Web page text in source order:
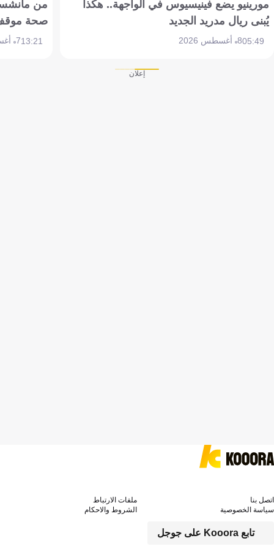
مورينيو يضع فينيسيوس في الواجهة.. هكذا
يُبنى ريال مدريد الجديد
05:498 أغسطس 2026
من
صحة موقف
13:217 أغسطس 2026
إعلان
تابع Kooora على جوجل
اتصل بنا
ملفات الارتباط
سياسة الخصوصية
الشروط والاحكام